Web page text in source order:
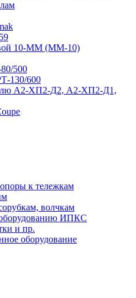
10-ММ (ММ-10)
500
130/600
А2-ХП2-Д2, А2-ХП2-Д1,
к тележкам
волчкам
ИПКС
и пр.
оборудование